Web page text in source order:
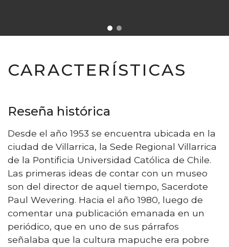
CARACTERÍSTICAS
Reseña histórica
Desde el año 1953 se encuentra ubicada en la
ciudad de Villarrica, la Sede Regional Villarrica
de la Pontificia Universidad Católica de Chile.
Las primeras ideas de contar con un museo
son del director de aquel tiempo, Sacerdote
Paul Wevering. Hacia el año 1980, luego de
comentar una publicación emanada en un
periódico, que en uno de sus párrafos
señalaba que la cultura mapuche era pobre